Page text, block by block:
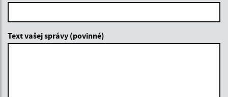
Text vašej správy (povinné)